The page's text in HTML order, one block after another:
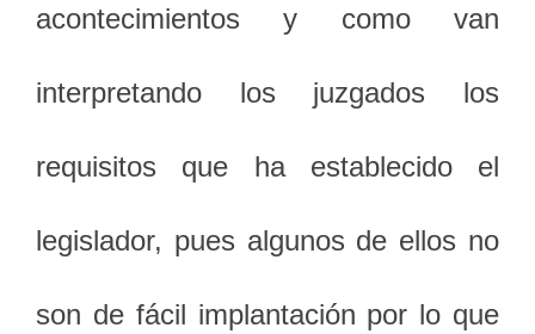
acontecimientos y como van
interpretando los juzgados los
requisitos que ha establecido el
legislador, pues algunos de ellos no
son de fácil implantación por lo que